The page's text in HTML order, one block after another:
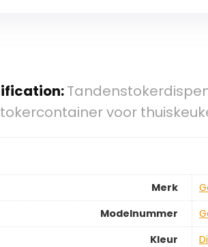
voor
Merk
Modelnummer
Kleur